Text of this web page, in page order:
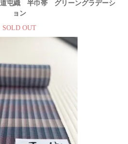
屯織 半巾帯 グリーングラデーシ
ョン
SOLD OUT